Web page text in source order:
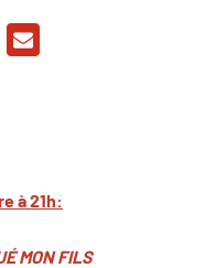
à 21h:
MON FILS